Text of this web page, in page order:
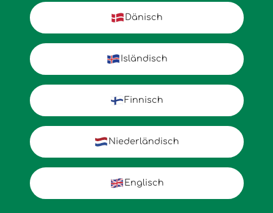
Dänisch
Isländisch
Finnisch
Niederländisch
Englisch